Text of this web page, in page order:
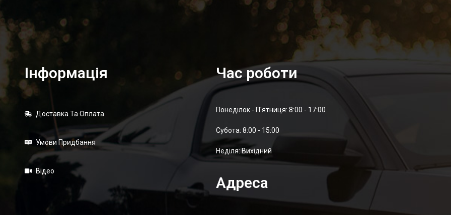
Інформація
Доставка Та Оплата
Умови Придбання
Відео
Час роботи
Понеділок - П'ятниця: 8:00 - 17:00
Суботa: 8:00 - 15:00
Неділя: Вихідний
Адреса